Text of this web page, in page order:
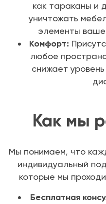
как тараканы и
уничтожать
элементы
Комфорт:
любое
снижает
Как мы
Мы понимаем, что
индивидуальный
которые мы
Бесплатная